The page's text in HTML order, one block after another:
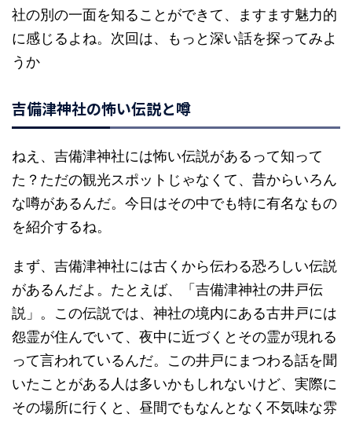
社の別の一面を知ることができて、ますます魅力的
に感じるよね。次回は、もっと深い話を探ってみよ
うか
吉備津神社の怖い伝説と噂
ねえ、吉備津神社には怖い伝説があるって知って
た？ただの観光スポットじゃなくて、昔からいろん
な噂があるんだ。今日はその中でも特に有名なもの
を紹介するね。
まず、吉備津神社には古くから伝わる恐ろしい伝説
があるんだよ。たとえば、「吉備津神社の井戸伝
説」。この伝説では、神社の境内にある古井戸には
怨霊が住んでいて、夜中に近づくとその霊が現れる
って言われているんだ。この井戸にまつわる話を聞
いたことがある人は多いかもしれないけど、実際に
その場所に行くと、昼間でもなんとなく不気味な雰